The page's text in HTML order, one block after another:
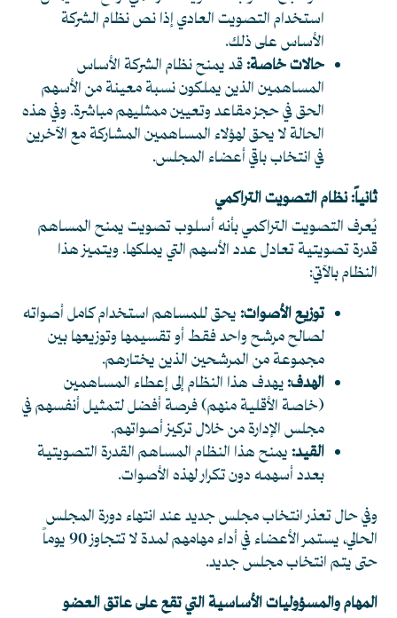
استخدام التصويت العادي إذا نص نظام الشركة
الأساس على ذلك.
حالات خاصة:قد يمنح نظام الشركة الأساس
المساهمين الذين يملكون نسبة معينة من الأسهم
الحق في حجز مقاعد وتعيين ممثليهم مباشرة. وفي هذه
الحالة لا يحق لهؤلاء المساهمين المشاركة مع الآخرين
في انتخاب باقي أعضاء المجلس.
ثانياً: نظام التصويت التراكمي
يُعرف التصويت التراكمي بأنه أسلوب تصويت يمنح المساهم
قدرة تصويتية تعادل عدد الأسهم التي يملكها. ويتميز هذا
النظام بالآتي:
توزيع الأصوات:يحق للمساهم استخدام كامل أصواته
لصالح مرشح واحد فقط أو تقسيمها وتوزيعها بين
مجموعة من المرشحين الذين يختارهم.
الهدف:يهدف هذا النظام إلى إعطاء المساهمين
(خاصة الأقلية منهم) فرصة أفضل لتمثيل أنفسهم في
مجلس الإدارة من خلال تركيز أصواتهم.
القيد:يمنح هذا النظام المساهم القدرة التصويتية
بعدد أسهمه دون تكرار لهذه الأصوات.
وفي حال تعذر انتخاب مجلس جديد عند انتهاء دورة المجلس
الحالي، يستمر الأعضاء في أداء مهامهم لمدة لا تتجاوز 90 يوماً
حتى يتم انتخاب مجلس جديد.
المهام والمسؤوليات الأساسية التي تقع على عاتق العضو